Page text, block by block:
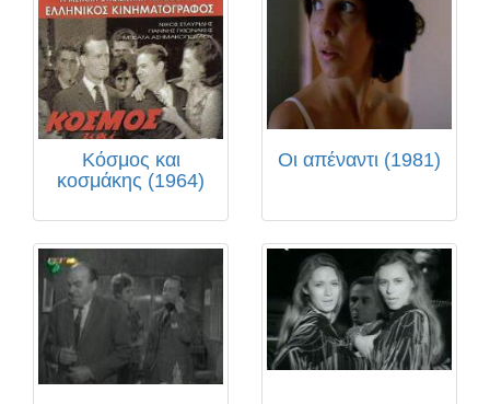
Κόσμος και
κοσμάκης (1964)
Οι απέναντι (1981)